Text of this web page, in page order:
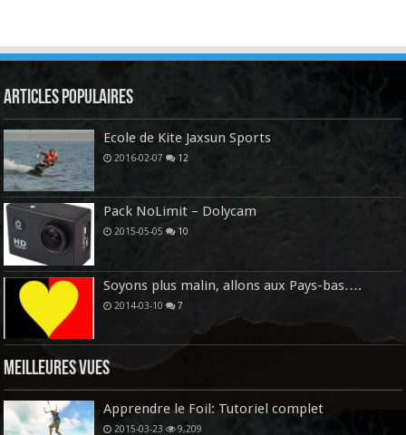
Articles Populaires
Ecole de Kite Jaxsun Sports
2016-02-07 12
Pack NoLimit – Dolycam
2015-05-05 10
Soyons plus malin, allons aux Pays-bas….
2014-03-10 7
Meilleures vues
Apprendre le Foil: Tutoriel complet
2015-03-23 9,209